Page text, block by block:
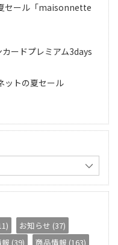
セール「maisonnette
カードプレミアム3days
ットの夏セール
お知らせ (37)
(39) 商品情報 (163)